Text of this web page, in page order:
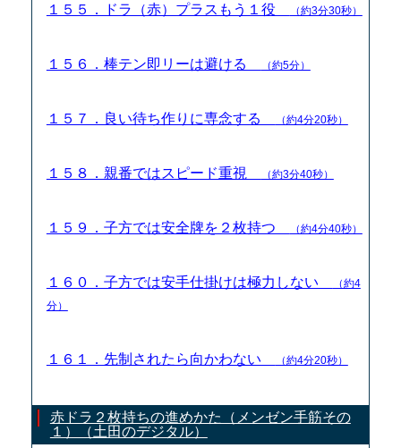
１５５．ドラ（赤）プラスもう１役 （約3分30秒）
１５６．棒テン即リーは避ける （約5分）
１５７．良い待ち作りに専念する （約4分20秒）
１５８．親番ではスピード重視 （約3分40秒）
１５９．子方では安全牌を２枚持つ （約4分40秒）
１６０．子方では安手仕掛けは極力しない
（約4
分）
１６１．先制されたら向かわない （約4分20秒）
赤ドラ２枚持ちの進めかた（メンゼン手筋その
１）（土田のデジタル）